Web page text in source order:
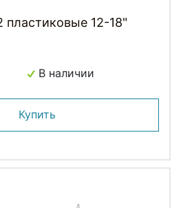
12-18"
В наличии
Купить